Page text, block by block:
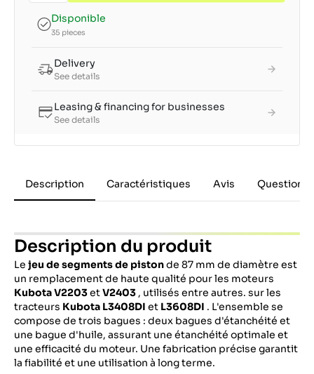
Disponible
35 pieces
Delivery
See details
Leasing & financing for businesses
See details
Description Caractéristiques Avis Questions
Description du produit
Le jeu de segments de pistonde 87 mm de diamètre est
un remplacement de haute qualité pour les moteurs
Kubota V2203etV2403 , utilisés entre autres. sur les
tracteurs Kubota L3408DI et L3608DI . L'ensemble se
compose de trois bagues : deux bagues d'étanchéité et
une bague d'huile, assurant une étanchéité optimale et
une efficacité du moteur. Une fabrication précise garantit
la fiabilité et une utilisation à long terme.